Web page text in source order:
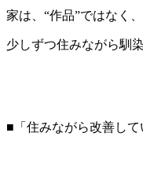
家は、“作品”ではなく
少しずつ住みながら馴
■「住みながら改善して